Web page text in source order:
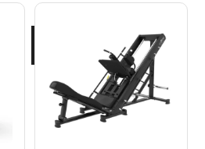
13,900.00zł.